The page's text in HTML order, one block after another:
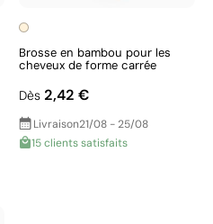
Brosse en bambou pour les
cheveux de forme carrée
Dès 2,42 €
Livraison21/08 - 25/08
15 clients satisfaits